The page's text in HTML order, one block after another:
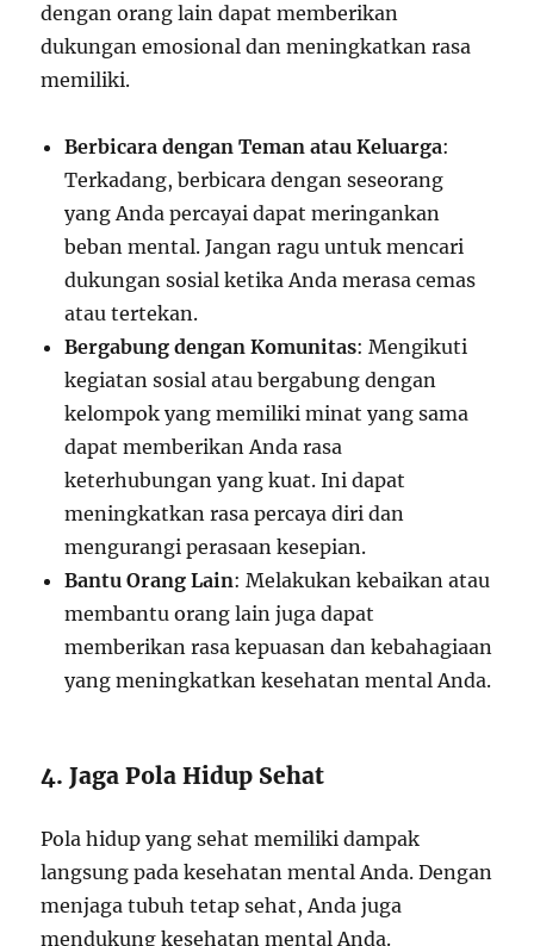
dengan orang lain dapat memberikan
dukungan emosional dan meningkatkan rasa
memiliki.
Berbicara dengan Teman atau Keluarga:
Terkadang, berbicara dengan seseorang
yang Anda percayai dapat meringankan
beban mental. Jangan ragu untuk mencari
dukungan sosial ketika Anda merasa cemas
atau tertekan.
Bergabung dengan Komunitas: Mengikuti
kegiatan sosial atau bergabung dengan
kelompok yang memiliki minat yang sama
dapat memberikan Anda rasa
keterhubungan yang kuat. Ini dapat
meningkatkan rasa percaya diri dan
mengurangi perasaan kesepian.
Bantu Orang Lain: Melakukan kebaikan atau
membantu orang lain juga dapat
memberikan rasa kepuasan dan kebahagiaan
yang meningkatkan kesehatan mental Anda.
4. Jaga Pola Hidup Sehat
Pola hidup yang sehat memiliki dampak
langsung pada kesehatan mental Anda. Dengan
menjaga tubuh tetap sehat, Anda juga
mendukung kesehatan mental Anda.